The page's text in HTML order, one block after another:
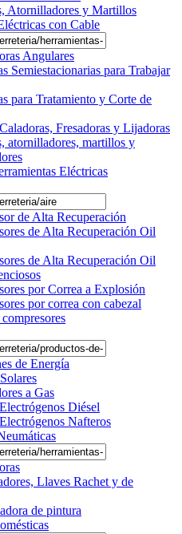
Atornilladores y Martillos
con Cable
Angulares
Semiestacionarias para Trabajar
para Tratamiento y Corte de
Fresadoras y Lijadoras
atornilladores, martillos y
Eléctricas
de Alta Recuperación
de Alta Recuperación Oil
de Alta Recuperación Oil
por Correa a Explosión
por correa con cabezal
de Energía
a Gas
Diésel
Nafteros
Llaves Rachet y de
de pintura